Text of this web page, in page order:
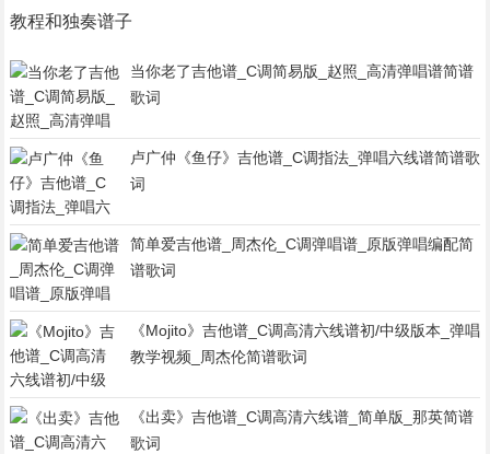
教程和独奏谱子
当你老了吉他谱_C调简易版_赵照_高清弹唱谱简谱
歌词
卢广仲《鱼仔》吉他谱_C调指法_弹唱六线谱简谱歌
词
简单爱吉他谱_周杰伦_C调弹唱谱_原版弹唱编配简
谱歌词
《Mojito》吉他谱_C调高清六线谱初/中级版本_弹唱
教学视频_周杰伦简谱歌词
《出卖》吉他谱_C调高清六线谱_简单版_那英简谱
歌词